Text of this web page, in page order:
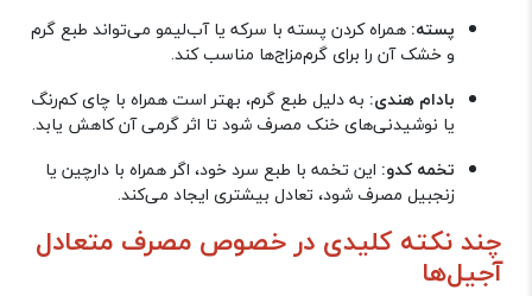
پسته: همراه کردن پسته با سرکه یا آب‌لیمو می‌تواند طبع گرم
و خشک آن را برای گرم‌مزاج‌ها مناسب کند.
بادام هندی: به دلیل طبع گرم، بهتر است همراه با چای کم‌رنگ
یا نوشیدنی‌های خنک مصرف شود تا اثر گرمی آن کاهش یابد.
تخمه کدو: این تخمه با طبع سرد خود، اگر همراه با دارچین یا
زنجبیل مصرف شود، تعادل بیشتری ایجاد می‌کند.
چند نکته کلیدی در خصوص مصرف متعادل
آجیل‌ها